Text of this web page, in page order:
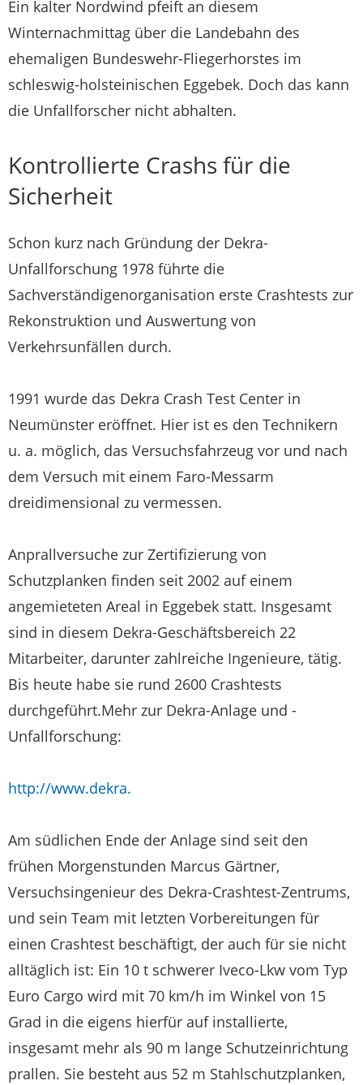
Ein kalter Nordwind pfeift an diesem
Winternachmittag über die Landebahn des
ehemaligen Bundeswehr-Fliegerhorstes im
schleswig-holsteinischen Eggebek. Doch das kann
die Unfallforscher nicht abhalten.
Kontrollierte Crashs für die
Sicherheit
Schon kurz nach Gründung der Dekra-
Unfallforschung 1978 führte die
Sachverständigenorganisation erste Crashtests zur
Rekonstruktion und Auswertung von
Verkehrsunfällen durch.
1991 wurde das Dekra Crash Test Center in
Neumünster eröffnet. Hier ist es den Technikern
u. a. möglich, das Versuchsfahrzeug vor und nach
dem Versuch mit einem Faro-Messarm
dreidimensional zu vermessen.
Anprallversuche zur Zertifizierung von
Schutzplanken finden seit 2002 auf einem
angemieteten Areal in Eggebek statt. Insgesamt
sind in diesem Dekra-Geschäftsbereich 22
Mitarbeiter, darunter zahlreiche Ingenieure, tätig.
Bis heute habe sie rund 2600 Crashtests
durchgeführt.Mehr zur Dekra-Anlage und -
Unfallforschung:
http://www.dekra.
Am südlichen Ende der Anlage sind seit den
frühen Morgenstunden Marcus Gärtner,
Versuchsingenieur des Dekra-Crashtest-Zentrums,
und sein Team mit letzten Vorbereitungen für
einen Crashtest beschäftigt, der auch für sie nicht
alltäglich ist: Ein 10 t schwerer Iveco-Lkw vom Typ
Euro Cargo wird mit 70 km/h im Winkel von 15
Grad in die eigens hierfür auf installierte,
insgesamt mehr als 90 m lange Schutzeinrichtung
prallen. Sie besteht aus 52 m Stahlschutzplanken,